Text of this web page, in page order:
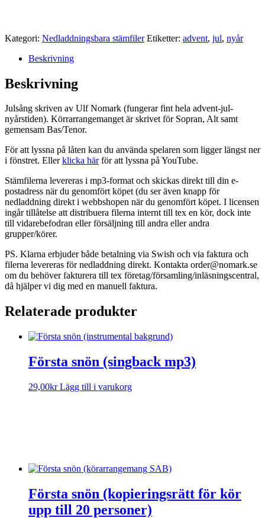
Kategori: Nedladdningsbara stämfiler Etiketter: advent, jul, nyår
Beskrivning
Beskrivning
Julsång skriven av Ulf Nomark (fungerar fint hela advent-jul-
nyårstiden). Körrarrangemanget är skrivet för Sopran, Alt samt
gemensam Bas/Tenor.
För att lyssna på låten kan du använda spelaren som ligger längst ner
i fönstret. Ellerklicka härför att lyssna på YouTube.
Stämfilerna levereras i mp3-format och skickas direkt till din e-
postadress när du genomfört köpet (du ser även knapp för
nedladdning direkt i webbshopen när du genomfört köpet. I licensen
ingår tillåtelse att distribuera filerna internt till tex en kör, dock inte
till vidarebefodran eller försäljning till andra eller andra
grupper/körer.
PS. Klarna erbjuder både betalning via Swish och via faktura och
filerna levereras för nedladdning direkt. Kontakta order@nomark.se
om du behöver fakturera till tex företag/församling/inläsningscentral,
då hjälper vi dig med en manuell faktura.
Relaterade produkter
Första snön (singback mp3)
29,00kr Lägg till i varukorg
Första snön (kopieringsrätt för kör
upp till 20 personer)